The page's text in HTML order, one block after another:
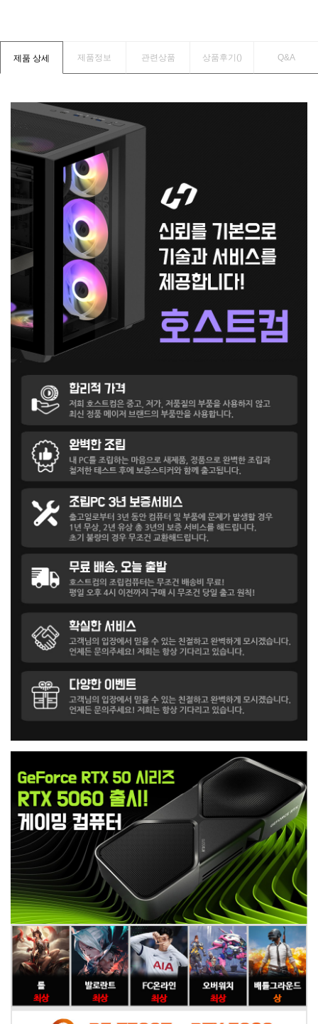
제품 상세 제품정보 관련상품 상품후기() Q&A